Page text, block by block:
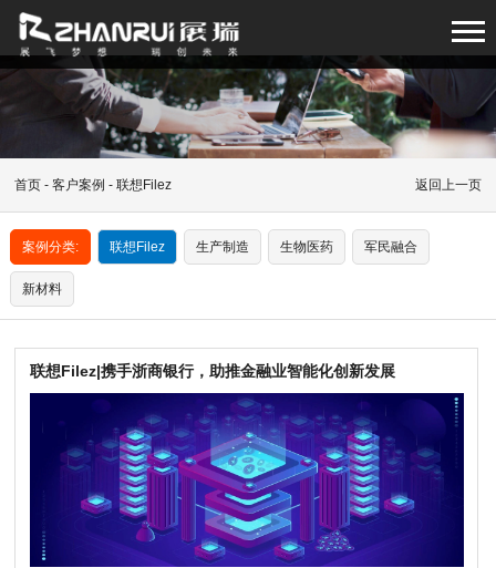
返回上一页
首页 -客户案例 - 联想Filez
案例分类: 联想Filez 生产制造 生物医药 军民融合
新材料
联想Filez|携手浙商银行，助推金融业智能化创新发展